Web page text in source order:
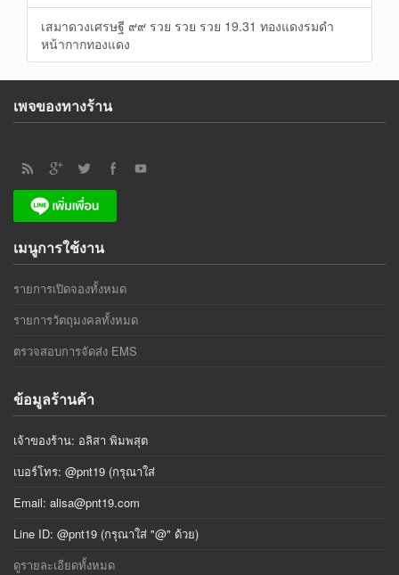
เสมาดวงเศรษฐี ๙๙ รวย รวย รวย 19.31 ทองแดงรมดำ
หน้ากากทองแดง
เพจของทางร้าน
เมนูการใช้งาน
รายการเปิดจองทั้งหมด
รายการวัตถุมงคลทั้งหมด
ตรวจสอบการจัดส่ง EMS
ข้อมูลร้านค้า
เจ้าของร้าน: อลิสา พิมพสุต
เบอร์โทร: @pnt19 (กรุณาใส่
Email: alisa@pnt19.com
Line ID: @pnt19 (กรุณาใส่ "@" ด้วย)
ดูรายละเอียดทั้งหมด